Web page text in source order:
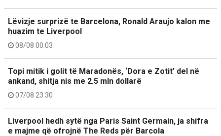
Lëvizje surprizë te Barcelona, Ronald Araujo kalon me
huazim te Liverpool
08/08 00:03
Topi mitik i golit të Maradonës, ‘Dora e Zotit’ del në
ankand, shitja nis me 2.5 mln dollarë
07/08 23:30
Liverpool hedh sytë nga Paris Saint Germain, ja shifra
e majme që ofrojnë The Reds për Barcola